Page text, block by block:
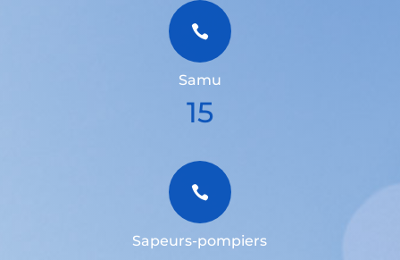

Samu
15

Sapeurs-pompiers